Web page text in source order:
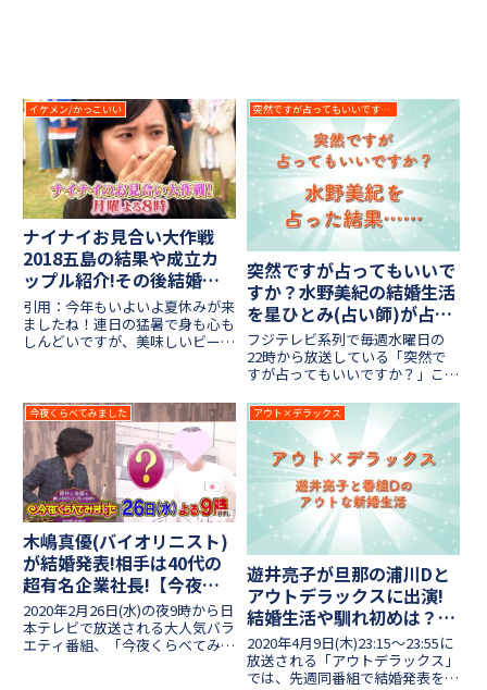
イケメン/かっこいい
ナイナイお見合い大作戦
2018五島の結果や成立カ
ップル紹介!その後結婚は?
【7月23日放送】
引用：今年もいよいよ夏休みが来
ましたね！連日の猛暑で身も心も
しんどいですが、美味しいビール
しまうので脱水症状を起こしてし
まいます！さらに血液もドロド
ロ...
突然ですが占ってもいいですか?
突然ですが占ってもいいで
すか？水野美紀の結婚生活
を星ひとみ(占い師)が占う!
【6月3日放送】
フジテレビ系列で毎週水曜日の
22時から放送している「突然で
すが占ってもいいですか？」この
街へ繰り出し、街で出会った人を
占う内容となっていて、まさ
に“今”出会った人の過去、未来を
占う様子や他にも運勢を上げるヒ
ント...
今夜くらべてみました
木嶋真優(バイオリニスト)
が結婚発表!相手は40代の
超有名企業社長!【今夜く
らべてみました】
2020年2月26日(水)の夜9時から日
本テレビで放送される大人気バラ
エティ番組、「今夜くらべてみま
アウト×デラックス
遊井亮子が旦那の浦川Dと
アウトデラックスに出演!
結婚生活や馴れ初めは？
【4月9日放送】
2020年4月9日(木)23:15～23:55に
放送される「アウトデラックス」
では、先週同番組で結婚発表をし